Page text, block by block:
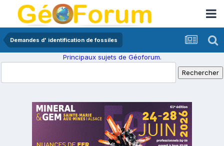
Demandes d' identification de fossiles
Principaux sujets de Géoforum.